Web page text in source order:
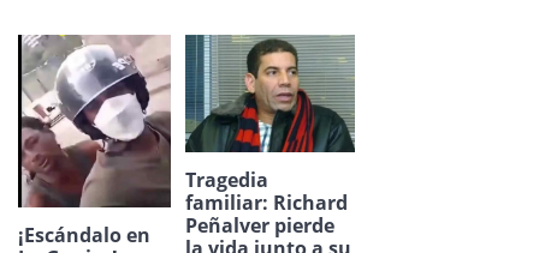
¡Escándalo en
Tragedia
familiar: Richard
Peñalver pierde